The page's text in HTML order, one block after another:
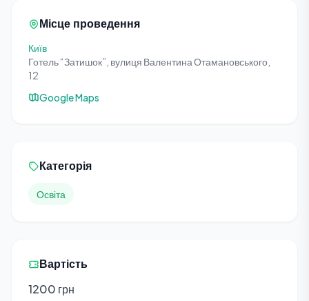
Місце проведення
Київ
Готель “Затишок”, вулиця Валентина Отамановського,
12
Google Maps
Категорія
Освіта
Вартість
1200 грн